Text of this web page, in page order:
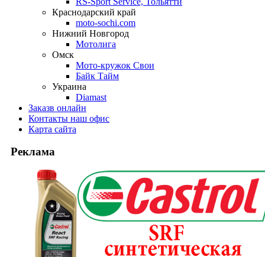
Краснодарский край
moto-sochi.com
Нижний Новгород
Мотолига
Омск
Мото-кружок Свои
Байк Тайм
Украина
Diamast
Заказв онлайн
Контакты наш офис
Карта сайта
Реклама